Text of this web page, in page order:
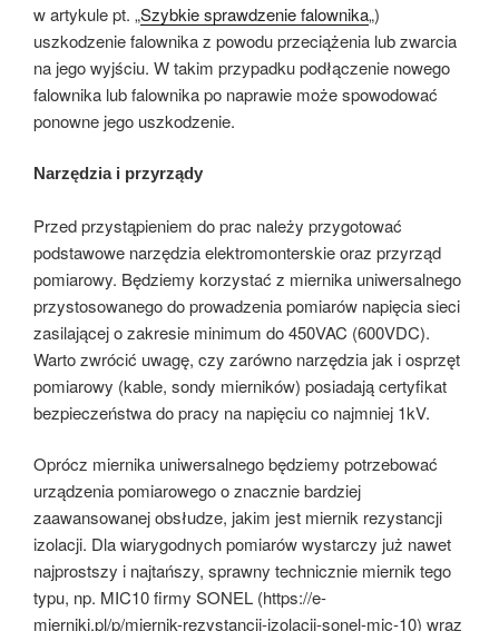
w artykule pt. „Szybkie sprawdzenie falownika„)
uszkodzenie falownika z powodu przeciążenia lub zwarcia
na jego wyjściu. W takim przypadku podłączenie nowego
falownika lub falownika po naprawie może spowodować
ponowne jego uszkodzenie.
Narzędzia i przyrządy
Przed przystąpieniem do prac należy przygotować
podstawowe narzędzia elektromonterskie oraz przyrząd
pomiarowy. Będziemy korzystać z miernika uniwersalnego
przystosowanego do prowadzenia pomiarów napięcia sieci
zasilającej o zakresie minimum do 450VAC (600VDC).
Warto zwrócić uwagę, czy zarówno narzędzia jak i osprzęt
pomiarowy (kable, sondy mierników) posiadają certyfikat
bezpieczeństwa do pracy na napięciu co najmniej 1kV.
Oprócz miernika uniwersalnego będziemy potrzebować
urządzenia pomiarowego o znacznie bardziej
zaawansowanej obsłudze, jakim jest miernik rezystancji
izolacji. Dla wiarygodnych pomiarów wystarczy już nawet
najprostszy i najtańszy, sprawny technicznie miernik tego
typu, np. MIC10 firmy SONEL (https://e-
mierniki.pl/p/miernik-rezystancji-izolacji-sonel-mic-10) wraz